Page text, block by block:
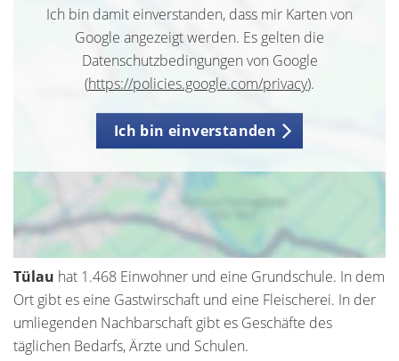
Ich bin damit einverstanden, dass mir Karten von
Google angezeigt werden. Es gelten die
Datenschutzbedingungen von Google
(https://policies.google.com/privacy).
Ich bin einverstanden
Tülau hat 1.468 Einwohner und eine Grundschule. In dem
Ort gibt es eine Gastwirschaft und eine Fleischerei. In der
umliegenden Nachbarschaft gibt es Geschäfte des
täglichen Bedarfs, Ärzte und Schulen.